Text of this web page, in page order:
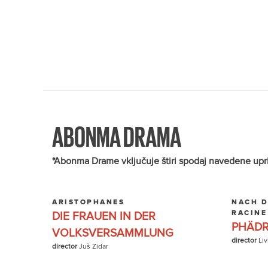
ABONMA DRAMA
*Abonma Drame vključuje štiri spodaj navedene
ARISTOPHANES
DIE FRAUEN IN DER
VOLKSVERSAMMLUNG
directorJuš Zidar
NACH
RACINE
director